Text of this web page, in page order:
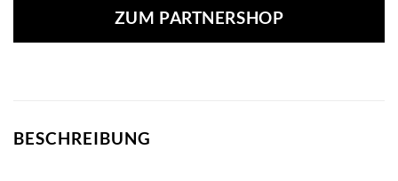
ZUM PARTNERSHOP
BESCHREIBUNG